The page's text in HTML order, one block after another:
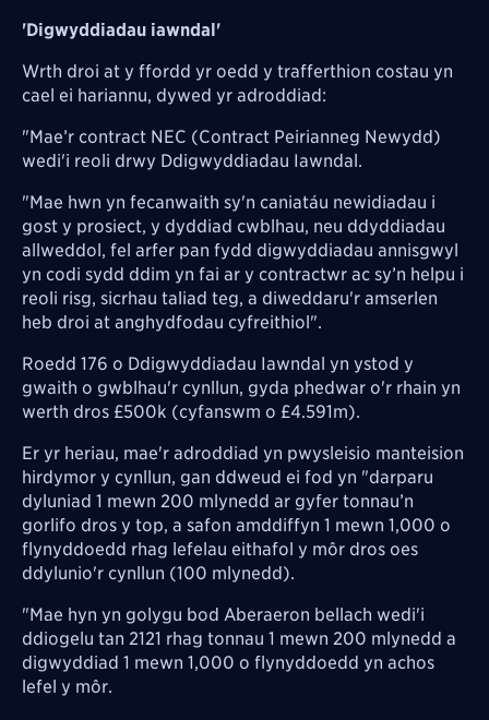
'Digwyddiadau iawndal'
Wrth droi at y ffordd yr oedd y trafferthion costau yn
cael ei hariannu, dywed yr adroddiad:
"Mae’r contract NEC (Contract Peirianneg Newydd)
wedi'i reoli drwy Ddigwyddiadau Iawndal.
"Mae hwn yn fecanwaith sy'n caniatáu newidiadau i
gost y prosiect, y dyddiad cwblhau, neu ddyddiadau
allweddol, fel arfer pan fydd digwyddiadau annisgwyl
yn codi sydd ddim yn fai ar y contractwr ac sy’n helpu i
reoli risg, sicrhau taliad teg, a diweddaru'r amserlen
heb droi at anghydfodau cyfreithiol".
Roedd 176 o Ddigwyddiadau Iawndal yn ystod y
gwaith o gwblhau'r cynllun, gyda phedwar o'r rhain yn
werth dros £500k (cyfanswm o £4.591m).
Er yr heriau, mae'r adroddiad yn pwysleisio manteision
hirdymor y cynllun, gan ddweud ei fod yn "darparu
dyluniad 1 mewn 200 mlynedd ar gyfer tonnau’n
gorlifo dros y top, a safon amddiffyn 1 mewn 1,000 o
flynyddoedd rhag lefelau eithafol y môr dros oes
ddylunio'r cynllun (100 mlynedd).
"Mae hyn yn golygu bod Aberaeron bellach wedi'i
ddiogelu tan 2121 rhag tonnau 1 mewn 200 mlynedd a
digwyddiad 1 mewn 1,000 o flynyddoedd yn achos
lefel y môr.